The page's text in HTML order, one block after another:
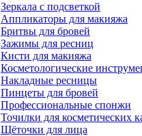
Зеркала с подсветкой
Аппликаторы для макияжа
Бритвы для бровей
Зажимы для ресниц
Кисти для макияжа
Косметологические
Накладные ресницы
Пинцеты для бровей
Профессиональные спонжи
Точилки для косметических
Щёточки для лица